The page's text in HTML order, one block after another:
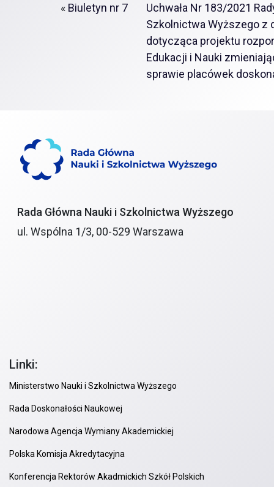
« Biuletyn nr 7
Uchwała Nr 183/2021
Szkolnictwa Wyższego z
dotycząca projektu
Edukacji i Nauki
sprawie placówek
Rada Główna Nauki i Szkolnictwa Wyższego
ul. Wspólna 1/3, 00-529 Warszawa
Linki:
Ministerstwo Nauki i Szkolnictwa Wyższego
Rada Doskonałości Naukowej
Narodowa Agencja Wymiany Akademickiej
Polska Komisja Akredytacyjna
Konferencja Rektorów Akadmickich Szkół Polskich